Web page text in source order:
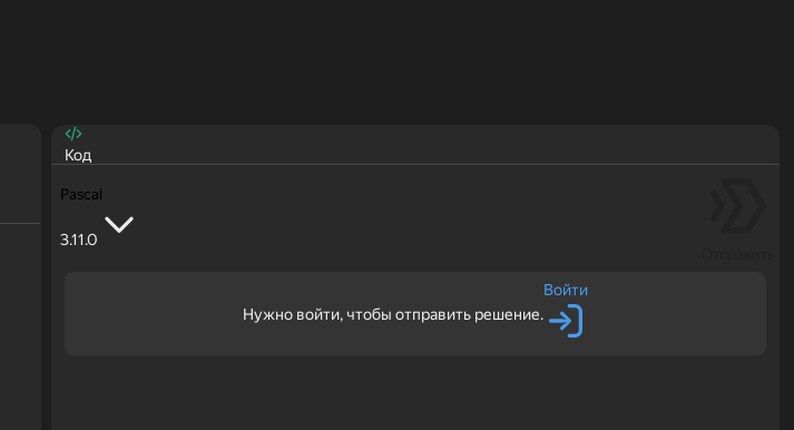
Код
Pascal
3.11.0
Нужно войти, чтобы отправить решение.
Войти